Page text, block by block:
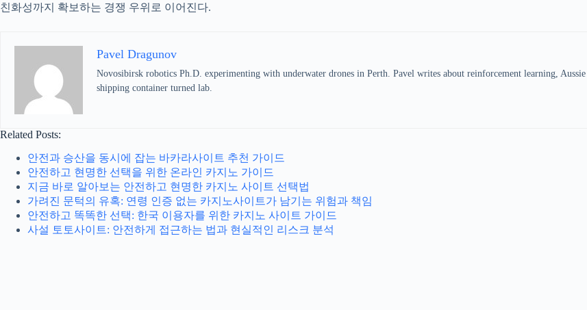
친화성까지 확보하는 경쟁 우위로 이어진다.
Pavel Dragunov
Novosibirsk robotics Ph.D. experimenting with underwater drones in Perth. Pavel writes about reinforcement learning,
shipping container turned lab.
Related Posts:
안전과 승산을 동시에 잡는 바카라사이트 추천 가이드
안전하고 현명한 선택을 위한 온라인 카지노 가이드
지금 바로 알아보는 안전하고 현명한 카지노 사이트 선택법
가려진 문턱의 유혹: 연령 인증 없는 카지노사이트가 남기는 위험과 책임
안전하고 똑똑한 선택: 한국 이용자를 위한 카지노 사이트 가이드
사설 토토사이트: 안전하게 접근하는 법과 현실적인 리스크 분석